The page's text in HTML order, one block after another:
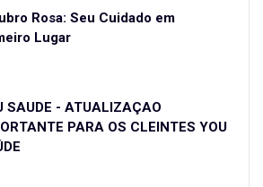
Rosa: Seu Cuidado em
Lugar
SAÚDE - ATUALIZAÇÃO
PARA OS CLEINTES YOU